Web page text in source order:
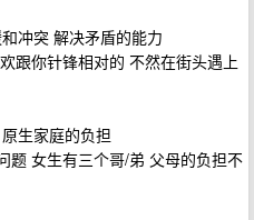
冲突 解决矛盾的能力
跟你针锋相对的 不然在街头遇上
生家庭的负担
题 女生有三个哥/弟 父母的负担不